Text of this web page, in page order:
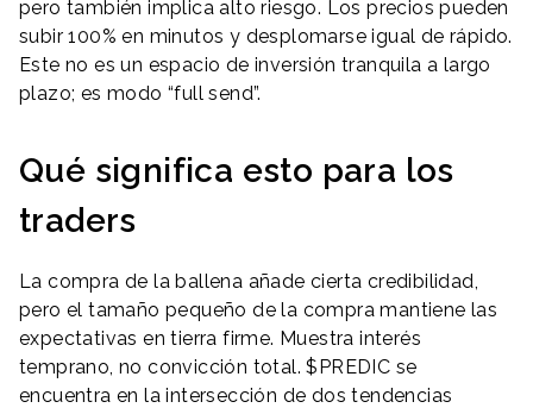
pero también implica alto riesgo. Los precios pueden
subir 100% en minutos y desplomarse igual de rápido.
Este no es un espacio de inversión tranquila a largo
plazo; es modo “full send”.
Qué significa esto para los
traders
La compra de la ballena añade cierta credibilidad,
pero el tamaño pequeño de la compra mantiene las
expectativas en tierra firme. Muestra interés
temprano, no convicción total. $PREDIC se
encuentra en la intersección de dos tendencias